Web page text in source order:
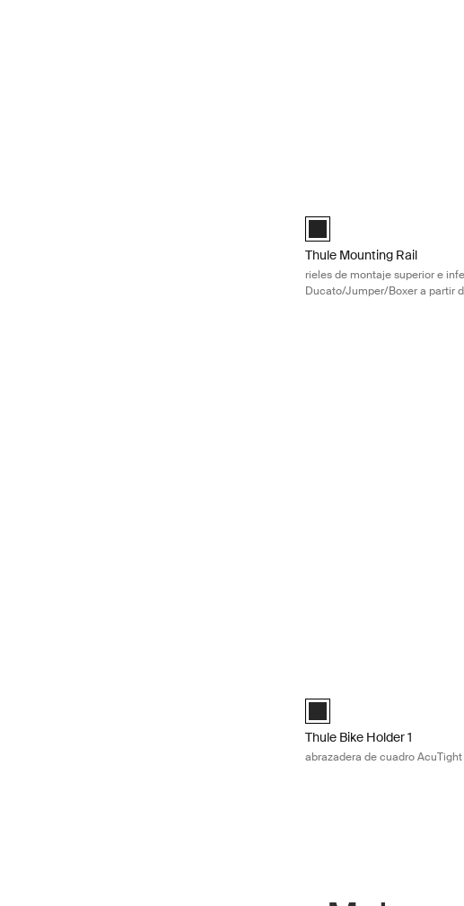
Thule Mounting Rail | Top
Thule Mounting Rail
rieles de montaje superior e
Ducato/Jumper/Boxer a partir
Thule Bike Holder 1 with
Thule Bike Holder 1
abrazadera de cuadro